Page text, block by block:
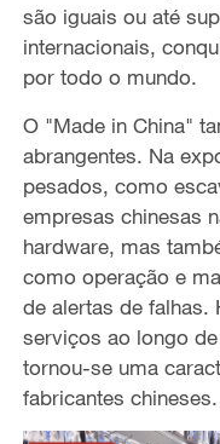
são iguais ou até
internacionais,
por todo o mundo.
O "Made in China"
abrangentes. Na
pesados, como
empresas chinesas
hardware, mas
como operação e
de alertas de falhas.
serviços ao longo
tornou-se uma
fabricantes chineses.